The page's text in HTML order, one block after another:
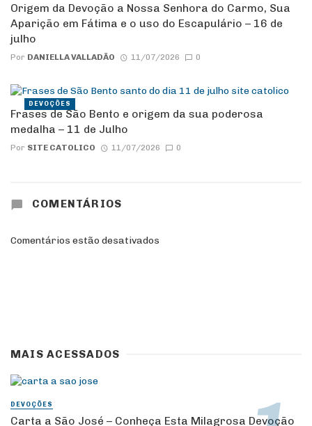
Origem da Devoção a Nossa Senhora do Carmo, Sua
Aparição em Fátima e o uso do Escapulário – 16 de
julho
Por DANIELLA VALLADÃO 11/07/2026 0
Frases de São Bento e origem da sua poderosa
medalha – 11 de Julho
Por SITE CATOLICO 11/07/2026 0
DEVOÇÕES
COMENTÁRIOS
Comentários estão desativados
MAIS ACESSADOS
DEVOÇÕES
Carta a São José – Conheça Esta Milagrosa Devoção